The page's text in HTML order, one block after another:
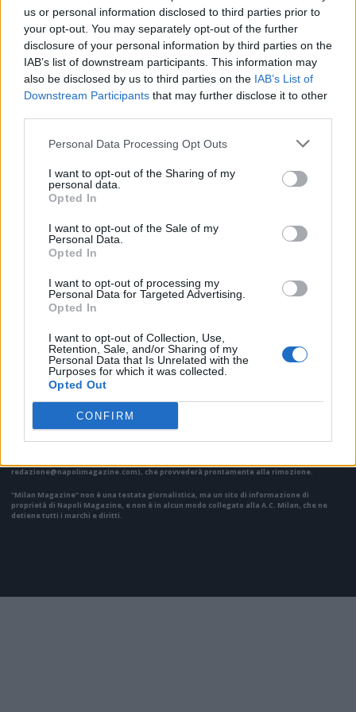
us or personal information disclosed to third parties prior to
your opt-out. You may separately opt-out of the further
disclosure of your personal information by third parties on the
IAB’s list of downstream participants. This information may
also be disclosed by us to third parties on the IAB’s List of
Downstream Participants that may further disclose it to other
Personal Data Processing Opt Outs
I want to opt-out of the Sharing of my
personal data.
Opted In
I want to opt-out of the Sale of my
Personal Data.
Opted In
I want to opt-out of processing my
Personal Data for Targeted Advertising.
Opted In
I want to opt-out of Collection, Use,
Retention, Sale, and/or Sharing of my
Personal Data that Is Unrelated with the
Purposes for which it was collected.
Opted Out
CONFIRM
Un vero e proprio super-dirigente con l'ultima parola su scelte
di mercato, gestione del gruppo e, soprattutto, sulla scelta
degli uomini chiave".
Il materiale (testo, foto e video) consultabile in questo portale è di nostra proprietà.
Alcune foto (screenshot) ed articoli presenti su "Milan Magazine" sono in parte giunti da
internet, in quanto arrivati alla nostra attenzione attraverso regolari comunicati stampa
con immagini e testi allegati ed autorizzati alla pubblicazione, e quindi valutati di
redazione@napolimagazine.com), che provvederà prontamente alla rimozione.
"Milan Magazine" non è una testata giornalistica, ma un sito di informazione di
proprietà di Napoli Magazine, e non è in alcun modo collegato alla A.C. Milan, che ne
detiene tutti i marchi e diritti.